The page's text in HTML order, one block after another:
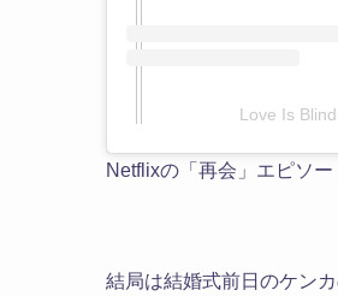
Love Is
Netflixの「再会」エピソー
結局は結婚式前日のケン